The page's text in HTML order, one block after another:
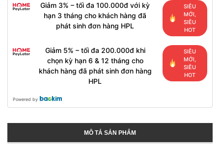
Giảm 3% – tối đa 100.000đ với kỳ
hạn 3 tháng cho khách hàng đã
phát sinh đơn hàng HPL
SIÊU
MỚI,
SIÊU
HOT
Giảm 5% – tối đa 200.000đ khi
chọn kỳ hạn 6 & 12 tháng cho
khách hàng đã phát sinh đơn hàng
HPL
SIÊU
MỚI,
SIÊU
HOT
Powered by
MÔ TẢ SẢN PHẨM